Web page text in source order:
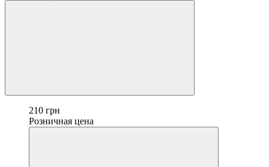
210 грн
Розничная цена